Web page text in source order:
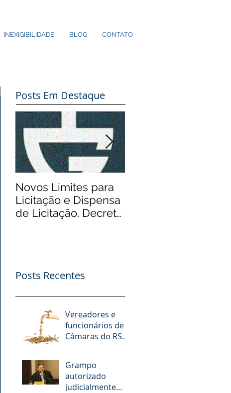
INEXIGIBILIDADE BLOG CONTATO
Posts Em Destaque
Novos Limites para
Licitação e Dispensa
de Licitação. Decreto
Posts Recentes
Vereadores e
funcionários de
Câmaras do RS
diárias; veja
situação de cada
Grampo
autorizado
judicialmente